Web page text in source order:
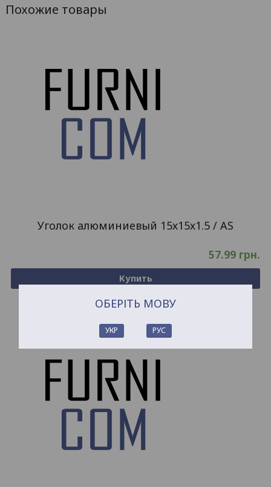
Похожие товары
Уголок алюминиевый 15х15х1.5 / AS
57.99 грн.
Купить
ОБЕРІТЬ МОВУ
УКР РУС